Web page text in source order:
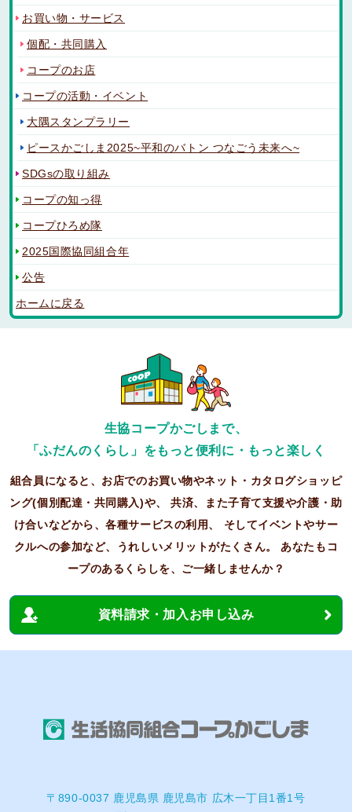
お買い物・サービス
個配・共同購入
コープのお店
コープの活動・イベント
大隅スタンプラリー
ピースかごしま2025~平和のバトン つなごう未来へ~
SDGsの取り組み
コープの知っ得
コープひろめ隊
2025国際協同組合年
公告
ホームに戻る
生協コープかごしまで、
「ふだんのくらし」をもっと便利に・もっと楽しく
組合員になると、お店でのお買い物やネット・カタログショッピ
ング(個別配達・共同購入)や、共済、また子育て支援や介護・助
け合いなどから、各種サービスの利用、
そしてイベントやサー
クルへの参加など、うれしいメリットがたくさん。
あなたもコ
ープのあるくらしを、ご一緒しませんか？
資料請求・加入お申し込み
〒890-0037 鹿児島県 鹿児島市 広木一丁目1番1号